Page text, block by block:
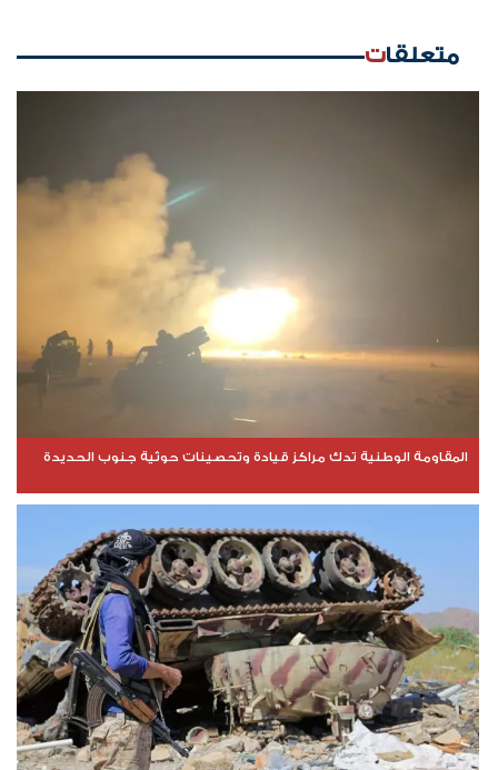
متعلقات
المقاومة الوطنية تدك مراكز قيادة وتحصينات حوثية جنوب الحديدة